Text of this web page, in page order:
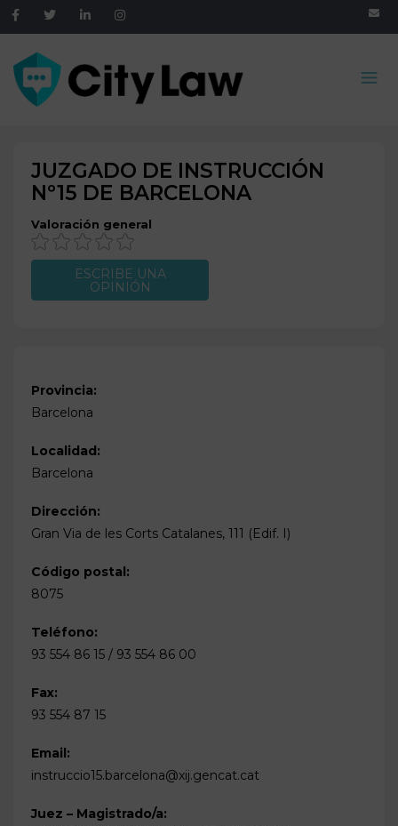
JUZGADO DE INSTRUCCIÓN
Nº15 DE BARCELONA
Valoración general
ESCRIBE UNA
OPINIÓN
Provincia:
Barcelona
Localidad:
Barcelona
Dirección:
Gran Via de les Corts Catalanes, 111 (Edif. I)
Código postal:
8075
Teléfono:
93 554 86 15 / 93 554 86 00
Fax:
93 554 87 15
Email:
instruccio15.barcelona@xij.gencat.cat
Juez – Magistrado/a: